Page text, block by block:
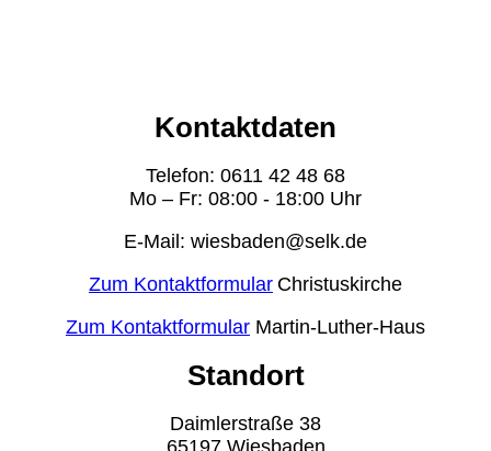
Kontaktdaten
Telefon: 0611 42 48 68
Mo – Fr: 08:00 - 18:00 Uhr
E-Mail: wiesbaden@selk.de
Zum Kontaktformular Christuskirche
Zum Kontaktformular Martin-Luther-Haus
Standort
Daimlerstraße 38
65197 Wiesbaden